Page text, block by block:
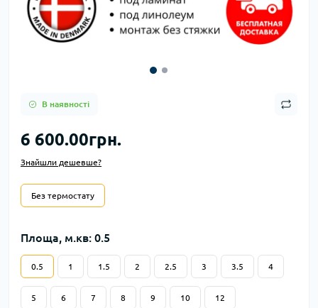
В наявності
6 600.00грн.
Знайшли дешевше?
Без термостату
Площа, м.кв: 0.5
0.5 1 1.5 2 2.5 3 3.5 4
5 6 7 8 9 10 12